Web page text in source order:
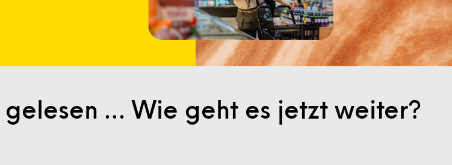
… Wie geht es jetzt weiter?